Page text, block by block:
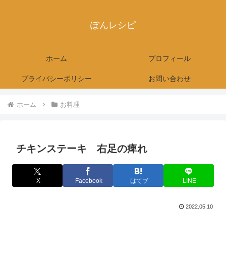
ぽんレシピ
ホーム プロフィール
プライバシーポリシー お問い合わせ
ホーム お料理
チキンステーキ 右足の痺れ
X Facebook はてブ LINE
2022.05.10